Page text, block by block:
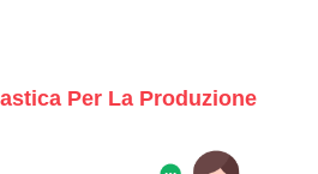
Per La Produzione